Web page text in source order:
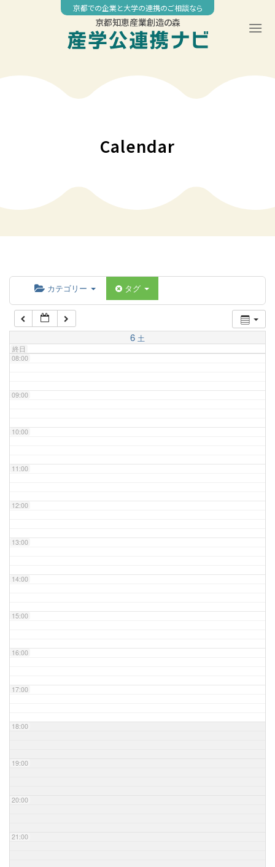
京都での企業と大学の連携のご相談なら
京都知恵産業創造の森
Calendar
カテゴリー タグ
6 土
終日
04:00
07:00
08:00
09:00
10:00
11:00
12:00
13:00
14:00
15:00
16:00
17:00
18:00
19:00
20:00
21:00